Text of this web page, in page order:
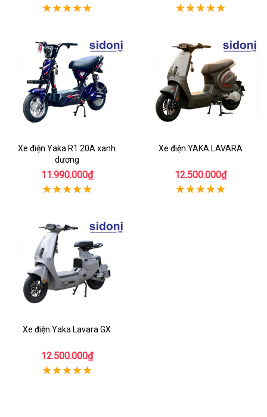
Xe điện Yaka R1 20A xanh
dương
11.990.000₫
Xe điện YAKA LAVARA
12.500.000₫
Xe điện Yaka Lavara GX
12.500.000₫